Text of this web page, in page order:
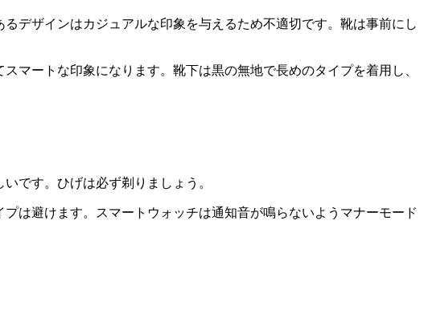
デザインはカジュアルな印象を与えるため不適切です。靴は事前にし
マートな印象になります。靴下は黒の無地で長めのタイプを着用し、
です。ひげは必ず剃りましょう。
は避けます。スマートウォッチは通知音が鳴らないようマナーモード